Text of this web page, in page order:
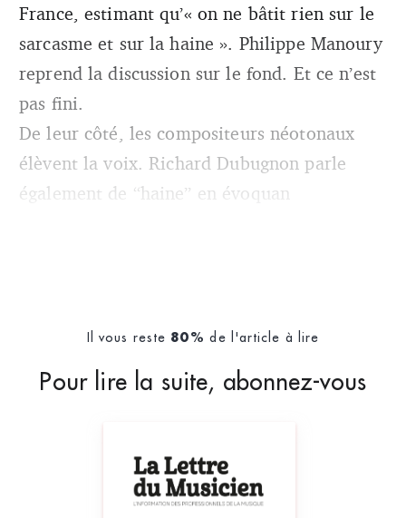
France, estimant qu’« on ne bâtit rien sur le
sarcasme et sur la haine ». Philippe Manoury
reprend la discussion sur le fond. Et ce n’est
pas fini.
De leur côté, les compositeurs néotonaux
élèvent la voix. Richard Dubugnon parle
également de “haine” en évoquan
Il vous reste 80% de l'article à lire
Pour lire la suite, abonnez-vous